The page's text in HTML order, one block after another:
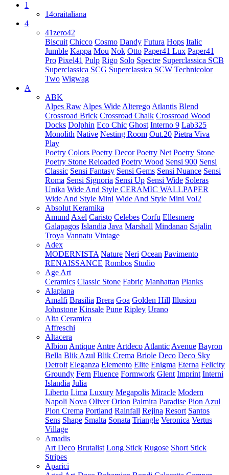
1
14oraitaliana
4
41zero42
Biscuit Chicco Cosmo Dandy Futura Hops Italic
Jumble Kappa Mou Nok Otto Paper41 Lux Paper41
Pro Pixel41 Pulp Rigo Solo Spectre Superclassica SCB
Superclassica SCG Superclassica SCW Technicolor
Two Wigwag
A
ABK
Alpes Raw Alpes Wide Alterego Atlantis Blend
Crossroad Brick Crossroad Chalk Crossroad Wood
Docks Dolphin Eco Chic Ghost Interno 9 Lab325
Monolith Native Nesting Room Out.20 Pietra Viva
Play
Poetry Colors Poetry Decor Poetry Net Poetry Stone
Poetry Stone Reloaded Poetry Wood Sensi 900 Sensi
Classic Sensi Fantasy Sensi Gems Sensi Nuance Sensi
Roma Sensi Signoria Sensi Up Sensi Wide Soleras
Unika Wide And Style CERAMIC WALLPAPER
Wide And Style Mini Wide And Style Mini Vol2
Absolut Keramika
Amund Axel Caristo Celebes Corfu Ellesmere
Galapagos Islandia Java Marshall Mindanao Sajalin
Troya Vannatu Vintage
Adex
MODERNISTA Nature Neri Ocean Pavimento
RENAISSANCE Rombos Studio
Age Art
Ceramics Classic Stone Fabric Manhattan Planks
Alaplana
Amalfi Brasilia Brera Goa Golden Hill Illusion
Johnstone Kinsale Pune Ripley Urano
Alta Ceramica
Affreschi
Altacera
Albion Antique Antre Artdeco Atlantic Avenue Bayron
Bella Blik Azul Blik Crema Briole Deco Deco Sky
Detroit Eleganza Elemento Elite Enigma Eterna Felicity
Groundy Fern Fluence Formwork Glent Imprint Interni
Islandia Julia
Liberto Lima Luxury Megapolis Miracle Modern
Napoli Nova Oliver Orion Palmira Paradise Pion Azul
Pion Crema Portland Rainfall Rejina Resort Santos
Sens Shape Smalta Sonata Triangle Veronica Vertus
Village
Amadis
Art Deco Brutalist Long Stick Rugose Short Stick
Stripes
Aparici